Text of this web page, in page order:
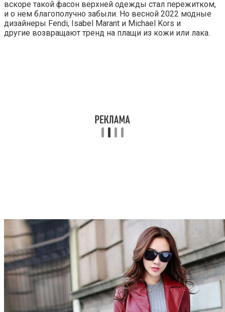
вскоре такой фасон верхней одежды стал пережитком,
и о нем благополучно забыли. Но весной 2022 модные
дизайнеры Fendi, Isabel Marant и Michael Kors и
другие возвращают тренд на плащи из кожи или лака.